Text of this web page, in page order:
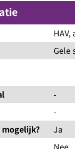
HAV,
Gele
-
-
Ja
Nee